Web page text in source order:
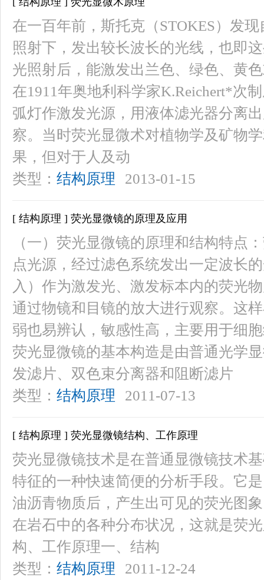
在一百年前，斯托克（STOKES）发
照射下，发出较长波长的光线，也即
光照射后，能激发出兰色、绿色、黄
在1911年奥地利科学家K.Reichert*次
弧灯作激发光源，用液体滤光器分离
察。当时荧光显微术对植物学及矿物
果，但对于人及动
类型： 结构原理 2013-01-15
[ 结构原理 ] 荧光显微镜的原理及应用
（一）荧光显微镜的原理和结构特点
点光源，经过滤色系统发出一定波长
入）作为激发光、激发标本内的荧光
通过物镜和目镜的放大进行观察。这
弱也易辨认，敏感性高，主要用于细
荧光显微镜的基本构造是由普通光学
发滤片、双色束分离器和阻断滤片
类型： 结构原理 2011-07-13
[ 结构原理 ] 荧光显微镜结构、工作原理
荧光显微镜技术是在普通显微镜技术
特征的一种快速简便的分析手段。它
油沥青物质后，产生出可见的荧光图
在岩石中的各种分布状况，这就是荧
构、工作原理一、结构
类型： 结构原理 2011-12-24